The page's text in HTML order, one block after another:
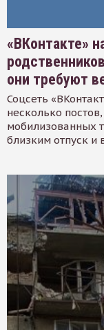
«ВКонтакте»
они требуют
Соцсеть
несколько
мобилизованных
близким отпуск и